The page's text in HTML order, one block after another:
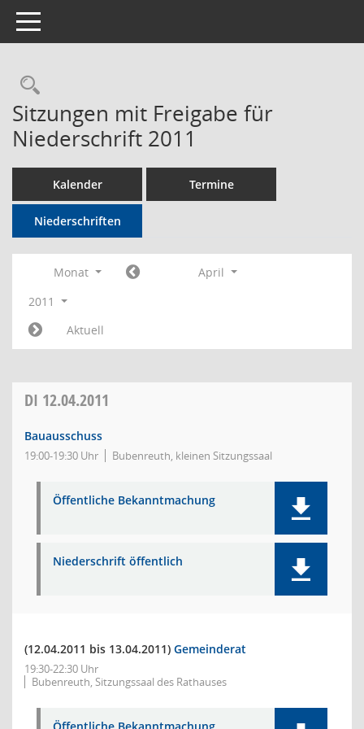
Toggle navigation
Rechercheauswahl
Sitzungen mit Freigabe für
Niederschrift 2011
Kalender Termine
Niederschriften
Monat
April
2011
Aktuell
DI 12.04.2011
Bauausschuss
19:00-19:30 Uhr Bubenreuth, kleinen Sitzungssaal
Öffentliche Bekanntmachung
Niederschrift öffentlich
(12.04.2011 bis 13.04.2011) Gemeinderat
19:30-22:30 Uhr
Bubenreuth, Sitzungssaal des Rathauses